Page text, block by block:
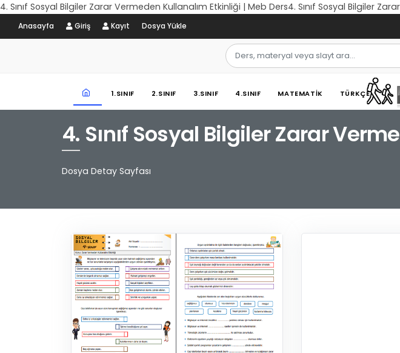
4. Sınıf Sosyal Bilgiler Zarar Vermeden Kullanalım Etkinliği | Meb Ders4. Sınıf Sosyal Bilgiler
Anasayfa Giriş Kayıt Dosya Yükle
1.SINIF 2.SINIF 3.SINIF 4.SINIF MATEMATIK TÜRKÇE
4. Sınıf Sosyal Bilgiler Zarar
Dosya Detay Sayfası